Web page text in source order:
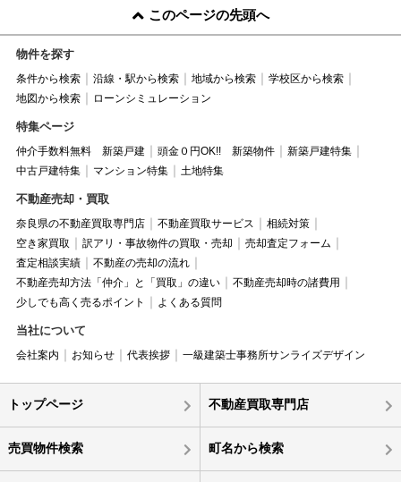
このページの先頭へ
物件を探す
条件から検索 沿線・駅から検索 地域から検索
学校区から検索
地図から検索
ローンシミュレーション
特集ページ
仲介手数料無料 新築戸建 頭金０円OK!! 新築物件
新築戸建特集
中古戸建特集
マンション特集 土地特集
不動産売却・買取
奈良県の不動産買取専門店 不動産買取サービス
相続対策
空き家買取
訳アリ・事故物件の買取・売却
売却査定フォーム
査定相談実績
不動産の売却の流れ
不動産売却方法「仲介」と「買取」の違い
不動産売却時の諸費用
少しでも高く売るポイント
よくある質問
当社について
会社案内 お知らせ 代表挨拶 一級建築士事務所サンライズデザイン
トップページ 不動産買取専門店
売買物件検索 町名から検索